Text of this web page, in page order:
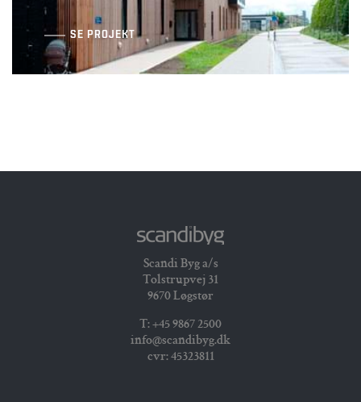
SE PROJEKT
Scandi Byg a/s
Tolstrupvej 31
9670 Løgstør
T: +45 9867 2500
info@scandibyg.dk
cvr: 45323811